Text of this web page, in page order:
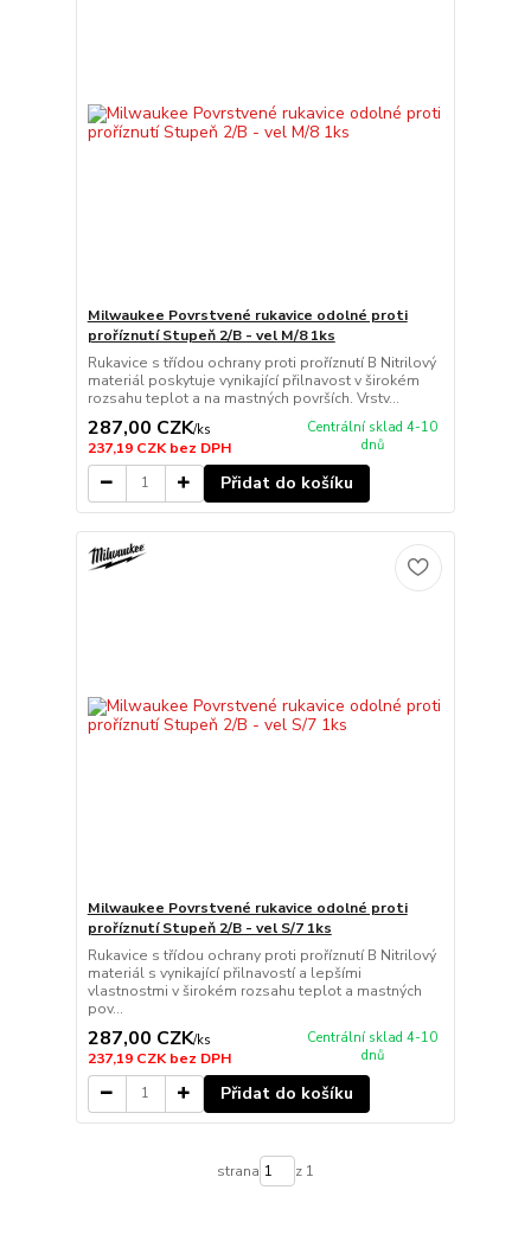
Milwaukee Povrstvené rukavice odolné proti
proříznutí Stupeň 2/B - vel M/8 1ks
Rukavice s třídou ochrany proti proříznutí B Nitrilový
materiál poskytuje vynikající přilnavost v širokém
rozsahu teplot a na mastných površích. Vrstv...
287,00 CZK/ks
237,19 CZKbez DPH
Centrální sklad 4-10
dnů
Přidat do košíku
Milwaukee Povrstvené rukavice odolné proti
proříznutí Stupeň 2/B - vel S/7 1ks
Rukavice s třídou ochrany proti proříznutí B Nitrilový
materiál s vynikající přilnavostí a lepšími
vlastnostmi v širokém rozsahu teplot a mastných
pov...
287,00 CZK/ks
237,19 CZKbez DPH
Centrální sklad 4-10
dnů
Přidat do košíku
strana z 1